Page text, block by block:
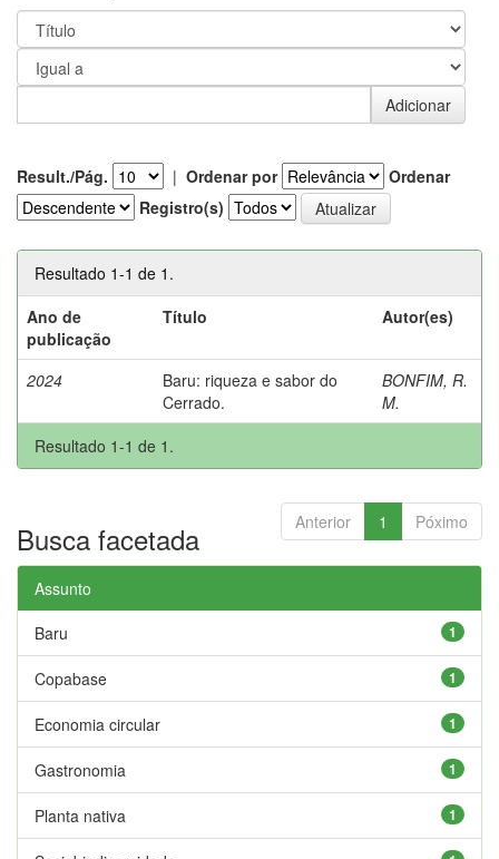
Result./Pág. | Ordenar por
Ordenar
Registro(s)
Resultado 1-1 de 1.
Ano de
publicação
Título Autor(es)
2024
Baru: riqueza e sabor do
Cerrado.
BONFIM, R.
M.
Resultado 1-1 de 1.
Anterior 1 Póximo
Busca facetada
Assunto
1
Baru
1
Copabase
1
Economia circular
1
Gastronomia
1
Planta nativa